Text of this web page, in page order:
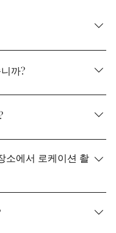
통상은 받고 있습니
응하도록 노력하고 있
까?
주세요.
만, 기본적으로 받습니
격이나 흰 무구보다 신
에게는 추천하고 있지
소에서 로케이션 촬
습니다. 부담없이 문의